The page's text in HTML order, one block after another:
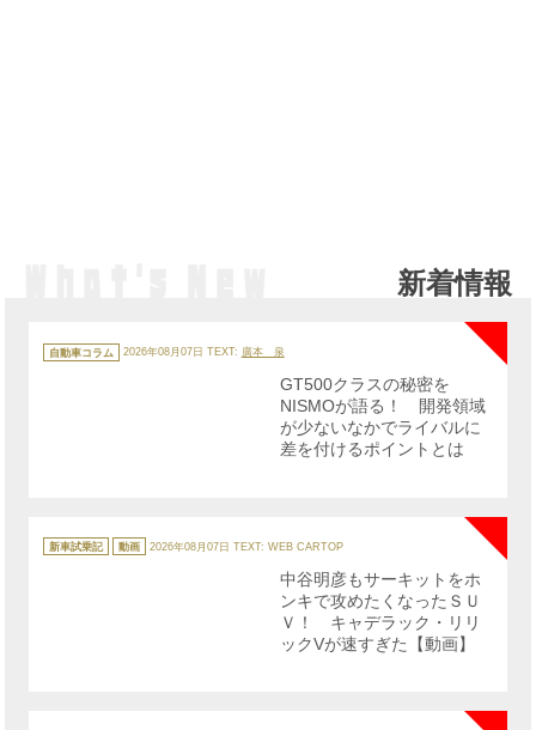
新着情報
テ
ゴ
自動車コラム 2026年08月07日 TEXT: 廣本 泉
NEW
GT500クラスの秘密を
NISMOが語る！ 開発領域
が少ないなかでライバルに
差を付けるポイントとは
テ
ゴ
新車試乗記 動画 2026年08月07日 TEXT: WEB CARTOP
中谷明彦もサーキットをホ
ンキで攻めたくなったＳＵ
Ｖ！ キャデラック・リリ
ックVが速すぎた【動画】